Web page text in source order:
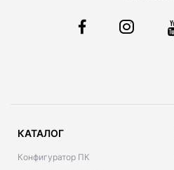
КАТАЛОГ
Конфигуратор ПК